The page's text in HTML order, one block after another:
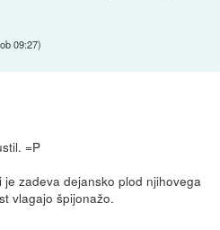
09:27)
=P
zadeva dejansko plod njihovega
vlagajo špijonažo.